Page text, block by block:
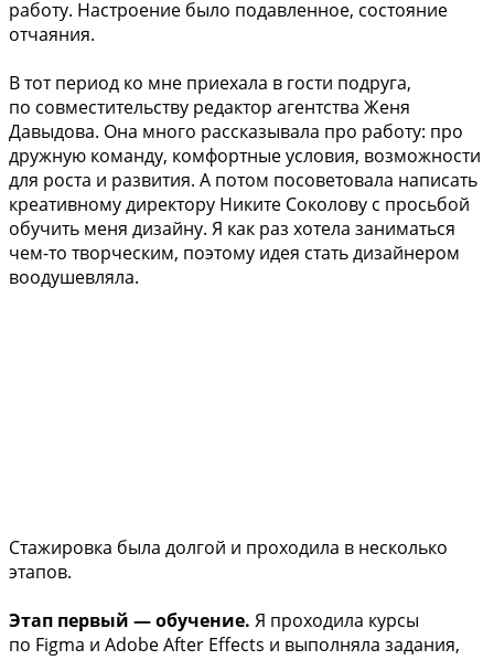
работу. Настроение было подавленное, состояние
отчаяния.
В тот период ко мне приехала в гости подруга,
по совместительству редактор агентства Женя
Давыдова. Она много рассказывала про работу: про
дружную команду, комфортные условия, возможности
для роста и развития. А потом посоветовала написать
креативному директору Никите Соколову с просьбой
обучить меня дизайну. Я как раз хотела заниматься
чем-то творческим, поэтому идея стать дизайнером
воодушевляла.
Стажировка была долгой и проходила в несколько
этапов.
Этап первый — обучение. Я проходила курсы
по Figma и Adobe After Effects и выполняла задания,